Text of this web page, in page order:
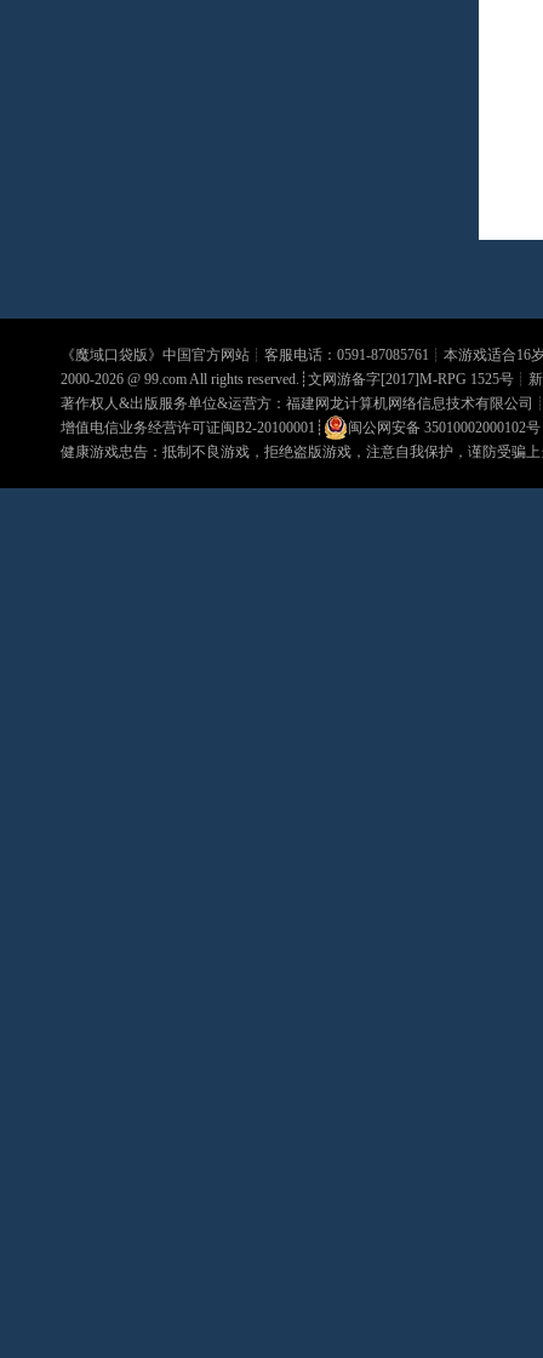
《魔域口袋版》中国官方网站┊客服电话：0591-87085761┊本游戏适合16
2000-2026 @ 99.comAll rights reserved.┊文网游备字[2017]M-RPG 1525号┊
著作权人&出版服务单位&运营方：福建网龙计算机网络信息技术有限公司
增值电信业务经营许可证闽B2-20100001 ┊ 闽公网安备 35010002000102号
健康游戏忠告：抵制不良游戏，拒绝盗版游戏，注意自我保护，谨防受骗